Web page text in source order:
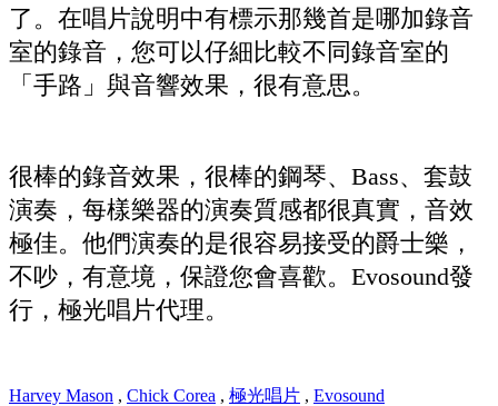
了。在唱片說明中有標示那幾首是哪加錄音
室的錄音，您可以仔細比較不同錄音室的
「手路」與音響效果，很有意思。
很棒的錄音效果，很棒的鋼琴、Bass、套鼓
演奏，每樣樂器的演奏質感都很真實，音效
極佳。他們演奏的是很容易接受的爵士樂，
不吵，有意境，保證您會喜歡。Evosound發
行，極光唱片代理。
Harvey Mason , Chick Corea , 極光唱片 , Evosound